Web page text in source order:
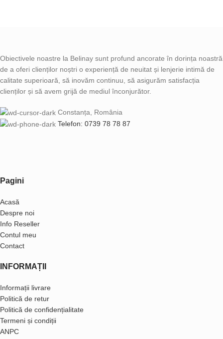
Obiectivele noastre la Belinay sunt profund ancorate în dorința noastră
de a oferi clienților noștri o experiență de neuitat și lenjerie intimă de
calitate superioară, să inovăm continuu, să asigurăm satisfacția
clienților și să avem grijă de mediul înconjurător.
Constanța, România
Telefon: 0739 78 78 87
Pagini
Acasă
Despre noi
Info Reseller
Contul meu
Contact
INFORMAȚII
Informații livrare
Politică de retur
Politică de confidențialitate
Termeni și condiții
ANPC